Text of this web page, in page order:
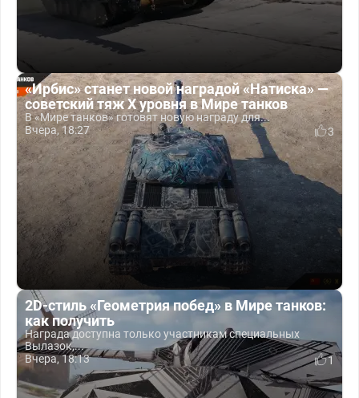
«Ирбис» станет новой наградой «Натиска» —
советский тяж X уровня в Мире танков
В «Мире танков» готовят новую награду для...
Вчера, 18:27
3
2D-стиль «Геометрия побед» в Мире танков:
как получить
Награда доступна только участникам специальных
Вылазок,...
Вчера, 18:13
1